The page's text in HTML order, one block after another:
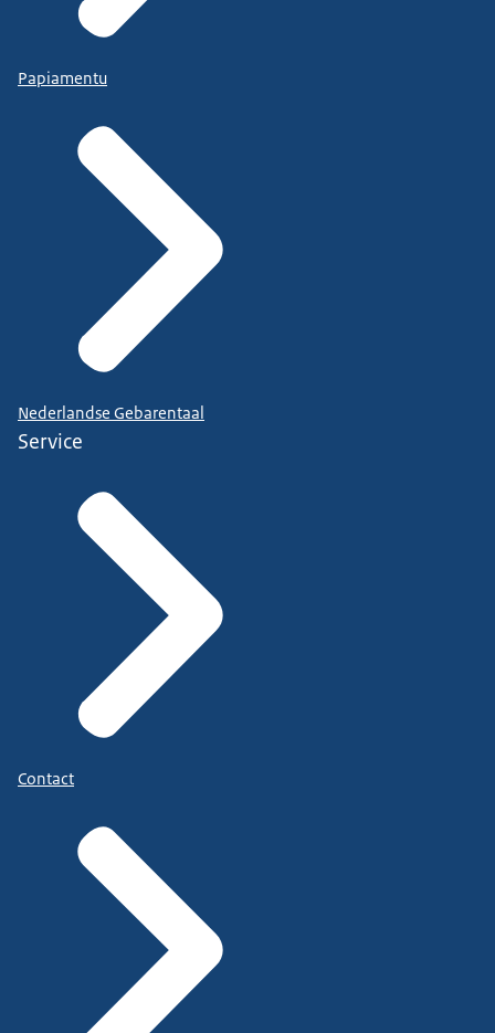
Papiamentu
Nederlandse Gebarentaal
Service
Contact